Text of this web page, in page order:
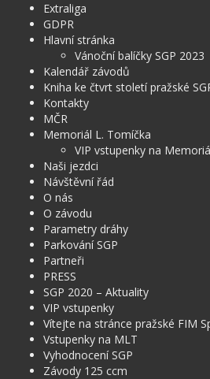
Extraliga
GDPR
Hlavní stránka
Vánoční balíčky SGP 2023
Kalendář závodů
Kniha ke čtvrt století pražské
Kontakty
MČR
Memoriál L. Tomíčka
VIP vstupenky na
Naši jezdci
Návštěvní řád
O nás
O závodu
Parametry dráhy
Parkování SGP
Partneři
PRESS
SGP 2020 – Aktuality
VIP vstupenky
Vítejte na stránce pražské FIM
Vstupenky na MLT
Vyhodnocení SGP
Závody 125 ccm